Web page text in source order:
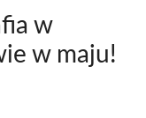
w
w maju!